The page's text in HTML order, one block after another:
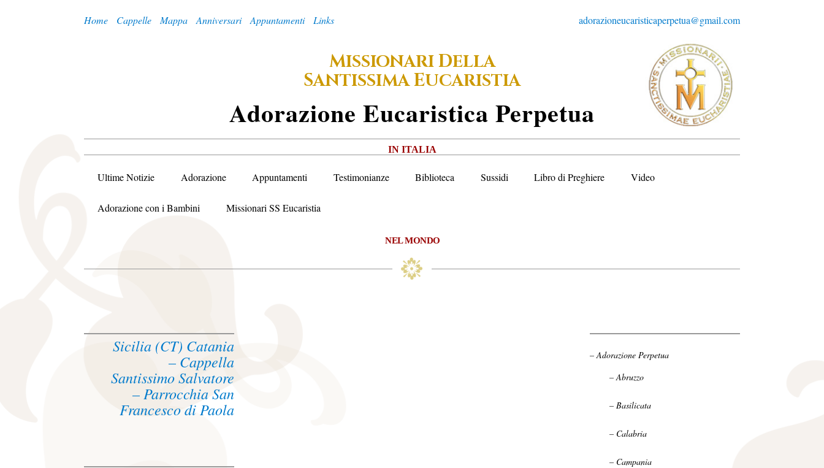
adorazioneucaristicaperpetua@gmail.com
Home Cappelle Mappa Anniversari Appuntamenti Links
MISSIONARIDELLA
SANTISSIMAEUCARISTIA
ADorazione EUcaristica PErpetua
IN ITALIA
Ultime Notizie Adorazione Appuntamenti Testimonianze Biblioteca Sussidi Libro di Preghiere Video
Adorazione con i Bambini Missionari SS Eucaristia
NEL MONDO
Sicilia (CT) Catania
– Cappella
Santissimo Salvatore
– Parrocchia San
Francesco di Paola
– Adorazione Perpetua
– Abruzzo
– Basilicata
– Calabria
– Campania